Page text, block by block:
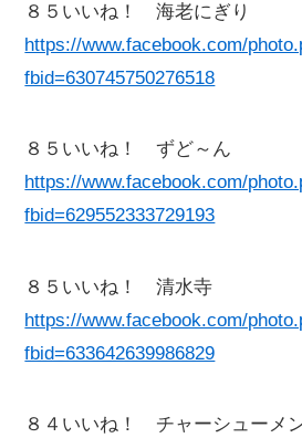
８５いいね！ 海老にぎり
https://www.facebook.com/
fbid=630745750276518
８５いいね！ ずど～ん
https://www.facebook.com/
fbid=629552333729193
８５いいね！ 清水寺
https://www.facebook.com/
fbid=633642639986829
８４いいね！ チャーシューメ